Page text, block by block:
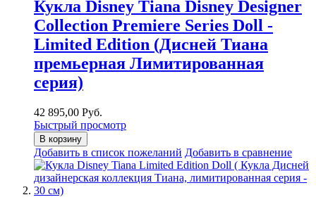
Кукла Disney Tiana Disney Designer
Collection Premiere Series Doll -
Limited Edition (Дисней Тиана
премьерная Лимитированная
серия)
42 895,00 Руб.
Быстрый просмотр
В корзину
Добавить в список пожеланий Добавить в сравнение